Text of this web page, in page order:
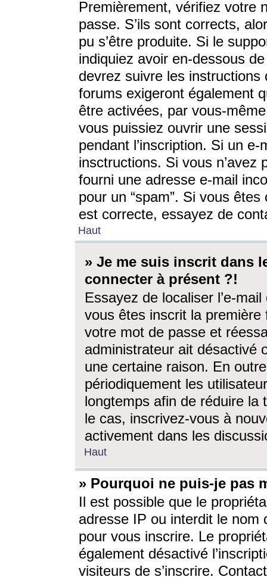
Premièrement, vérifiez votre
passe. S’ils sont corrects,
pu s’être produite. Si le
indiquiez avoir en-dessous
devrez suivre les
forums exigeront également
être activées, par vous-
vous puissiez ouvrir une
pendant l’inscription. Si un
insctructions. Si vous n’avez
fourni une adresse e-mail
pour un “spam”. Si vous
est correcte, essayez de
Haut
» Je me suis inscrit dans
connecter à présent ?!
Essayez de localiser l’e-
vous êtes inscrit la première
votre mot de passe et
administrateur ait désactivé
une certaine raison. En
périodiquement les
longtemps afin de réduire la
le cas, inscrivez-vous à
activement dans les
Haut
» Pourquoi ne puis-je pas
Il est possible que le
adresse IP ou interdit le nom
pour vous inscrire. Le
également désactivé
visiteurs de s’inscrire.